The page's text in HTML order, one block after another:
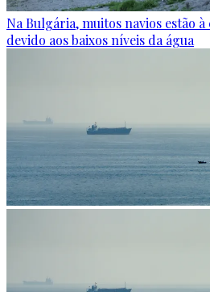
Na Bulgária, muitos navios estão
devido aos baixos níveis da água